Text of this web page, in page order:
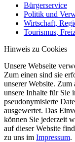
Bürgerservice
Politik und
Wirtschaft,
Tourismus,
Hinweis zu Cookies
Unsere Webseite
Zum einen sind sie
unserer Website.
unsere Inhalte für Sie
pseudonymisierte
ausgewertet. Das
können Sie jederzeit
auf dieser Website
zu uns im Impressum.